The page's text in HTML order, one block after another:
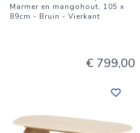
Marmer en mangohout, 105 x
89cm - Bruin - Vierkant
€ 799,00